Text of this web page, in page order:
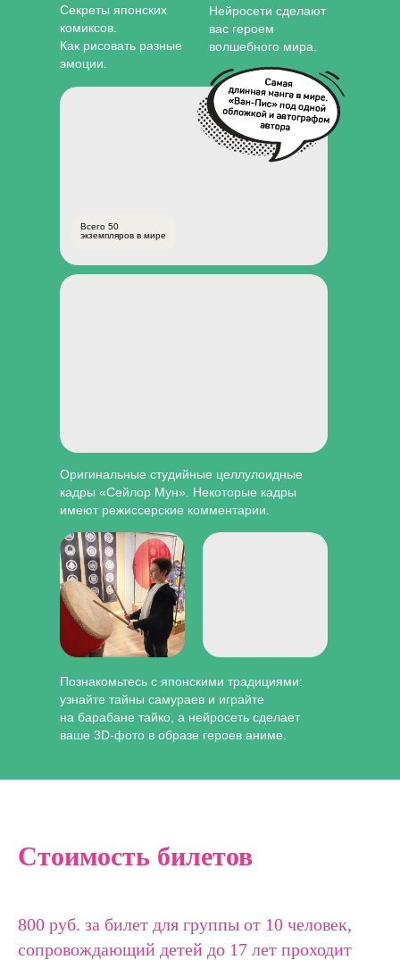
Секреты японских
комиксов.
Как рисовать разные
эмоции.
Всего 50
экземпляров в мире
Оригинальные студийные целлулоидные
кадры «Сейлор Мун». Некоторые кадры
имеют режиссерские комментарии.
Нейросети сделают
вас героем
волшебного мира.
Познакомьтесь с японскими традициями:
узнайте тайны самураев и играйте
на барабане тайко, а нейросеть сделает
ваше 3D-фото в образе героев аниме.
Стоимость билетов
800 руб. за билет для группы от 10 человек,
сопровождающий детей до 17 лет проходит